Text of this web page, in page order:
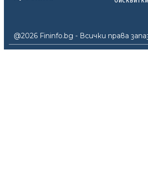
@2026 Fininfo.bg - Всички права